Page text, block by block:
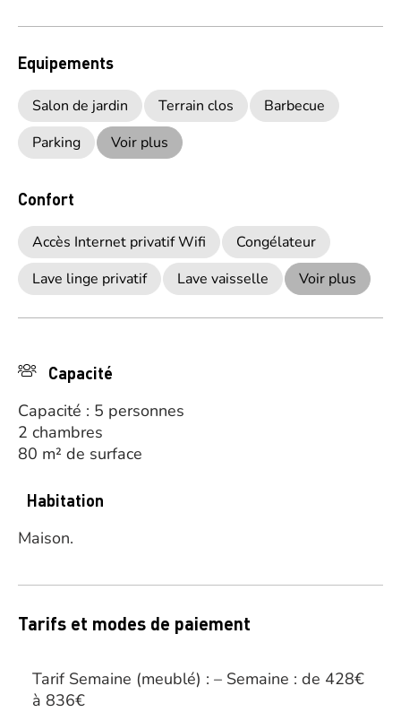
Equipements
Salon de jardin Terrain clos
Barbecue
Parking
Voir plus
Confort
Accès Internet privatif Wifi
Congélateur
Lave linge privatif
Lave vaisselle Voir plus
Capacité
Capacité : 5 personnes
2 chambres
80 m² de surface
Habitation
Maison.
Tarifs et modes de paiement
Tarif Semaine (meublé) : – Semaine : de 428€
à 836€